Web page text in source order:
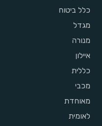
כלל ביטוח
מגדל
מנורה
איילון
כללית
מכבי
מאוחדת
לאומית